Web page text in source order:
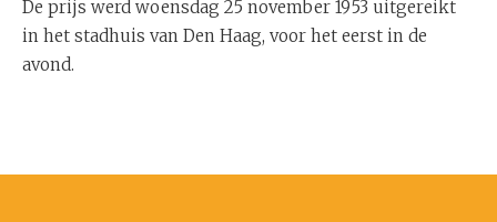
De prijs werd woensdag 25 november 1953 uitgereikt
in het stadhuis van Den Haag, voor het eerst in de
avond.